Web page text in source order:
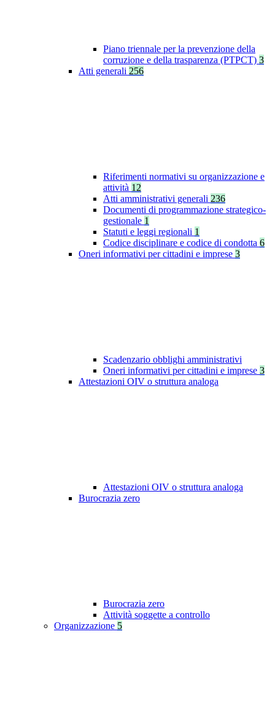
Piano triennale per la prevenzione della
corruzione e della trasparenza (PTPCT) 3
Atti generali 256
Riferimenti normativi su organizzazione e
attività 12
Atti amministrativi generali 236
Documenti di programmazione strategico-
gestionale 1
Statuti e leggi regionali 1
Codice disciplinare e codice di condotta 6
Oneri informativi per cittadini e imprese 3
Scadenzario obblighi amministrativi
Oneri informativi per cittadini e imprese 3
Attestazioni OIV o struttura analoga
Attestazioni OIV o struttura analoga
Burocrazia zero
Burocrazia zero
Attività soggette a controllo
Organizzazione 5